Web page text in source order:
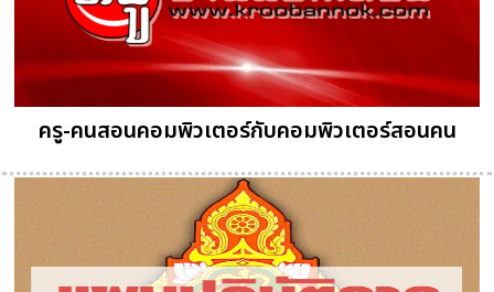
ครู-คนสอนคอมพิวเตอร์กับคอมพิวเตอร์สอนคน